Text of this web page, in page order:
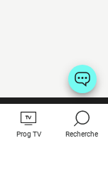
Prog TV Recherche